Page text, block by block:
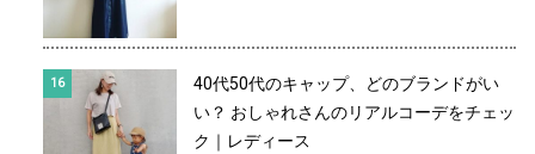
40代50代のキャップ、どのブランドがい
い？ おしゃれさんのリアルコーデをチェッ
ク｜レディース